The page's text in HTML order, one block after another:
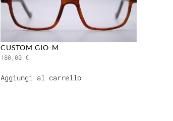
CUSTOM GIO-M
180,00 €
Aggiungi al carrello